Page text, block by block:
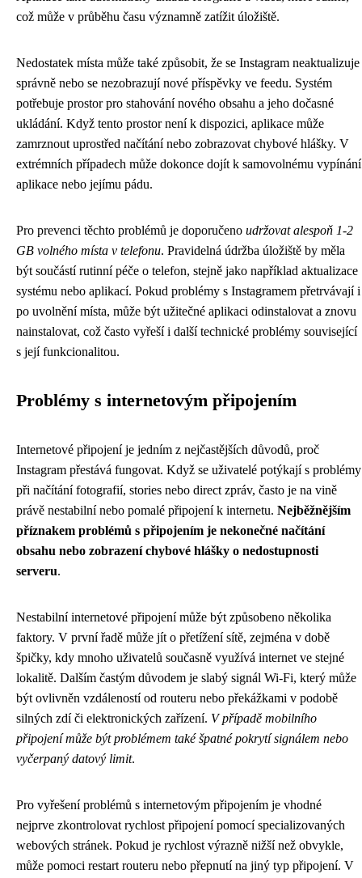
což může v průběhu času významně zatížit úložiště.
Nedostatek místa může také způsobit, že se Instagram neaktualizuje
správně nebo se nezobrazují nové příspěvky ve feedu. Systém
potřebuje prostor pro stahování nového obsahu a jeho dočasné
ukládání. Když tento prostor není k dispozici, aplikace může
zamrznout uprostřed načítání nebo zobrazovat chybové hlášky. V
extrémních případech může dokonce dojít k samovolnému vypínání
aplikace nebo jejímu pádu.
Pro prevenci těchto problémů je doporučeno udržovat alespoň 1-2
GB volného místa v telefonu. Pravidelná údržba úložiště by měla
být součástí rutinní péče o telefon, stejně jako například aktualizace
systému nebo aplikací. Pokud problémy s Instagramem přetrvávají i
po uvolnění místa, může být užitečné aplikaci odinstalovat a znovu
nainstalovat, což často vyřeší i další technické problémy související
s její funkcionalitou.
Problémy s internetovým připojením
Internetové připojení je jedním z nejčastějších důvodů, proč
Instagram přestává fungovat. Když se uživatelé potýkají s problémy
při načítání fotografií, stories nebo direct zpráv, často je na vině
právě nestabilní nebo pomalé připojení k internetu. Nejběžnějším
příznakem problémů s připojením je nekonečné načítání
obsahu nebo zobrazení chybové hlášky o nedostupnosti
serveru.
Nestabilní internetové připojení může být způsobeno několika
faktory. V první řadě může jít o přetížení sítě, zejména v době
špičky, kdy mnoho uživatelů současně využívá internet ve stejné
lokalitě. Dalším častým důvodem je slabý signál Wi-Fi, který může
být ovlivněn vzdáleností od routeru nebo překážkami v podobě
silných zdí či elektronických zařízení. V případě mobilního
připojení může být problémem také špatné pokrytí signálem nebo
vyčerpaný datový limit.
Pro vyřešení problémů s internetovým připojením je vhodné
nejprve zkontrolovat rychlost připojení pomocí specializovaných
webových stránek. Pokud je rychlost výrazně nižší než obvykle,
může pomoci restart routeru nebo přepnutí na jiný typ připojení. V